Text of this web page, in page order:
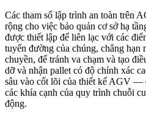
Các tham số lập trình an toàn trên
rộng cho việc bảo quản cơ sở hạ
được thiết lập để liên lạc với các
tuyến đường của chúng, chẳng hạn
chuyền, để tránh va chạm và tạo
dỡ và nhận pallet có độ chính xác
sâu vào cốt lõi của thiết kế AGV —
các khía cạnh của quy trình chuỗi
động.